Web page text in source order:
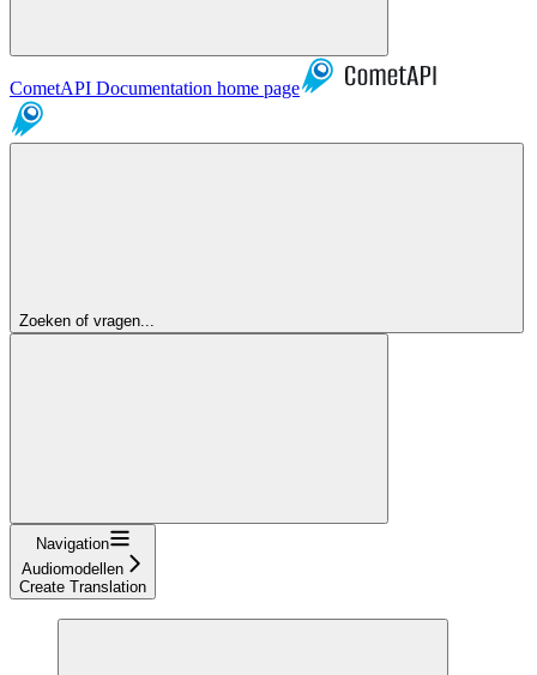
CometAPI Documentation home page
Zoeken of vragen...
Navigation
Audiomodellen
Create Translation